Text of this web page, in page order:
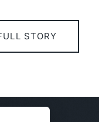
STORY